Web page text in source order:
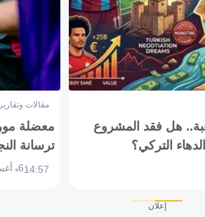
هل فقد المشروع
التركي؟
مقالات
معضلة
ترسانة
14:576 أغسطس 2026
إعلان